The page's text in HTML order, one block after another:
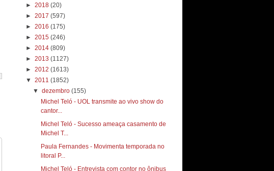
► 2018 (20)
► 2017 (597)
► 2016 (175)
► 2015 (246)
► 2014 (809)
► 2013 (1127)
► 2012 (1613)
▼ 2011 (1852)
▼dezembro(155)
Michel Teló - UOL transmite ao vivo show do
cantor...
Michel Teló - Sucesso ameaça casamento de
Michel T...
Paula Fernandes - Movimenta temporada no
litoral P...
Michel Teló - Entrevista com contor no ônibus